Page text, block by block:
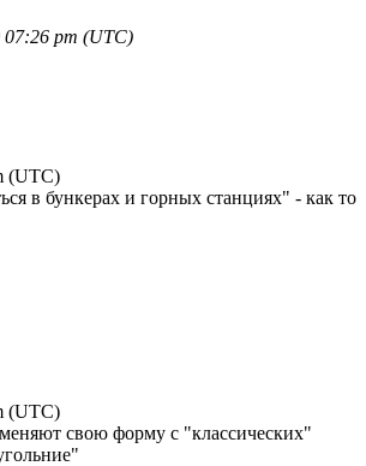
07:26 pm (UTC)
(UTC)
в бункерах и горных станциях" - как то
(UTC)
свою форму с "классических"